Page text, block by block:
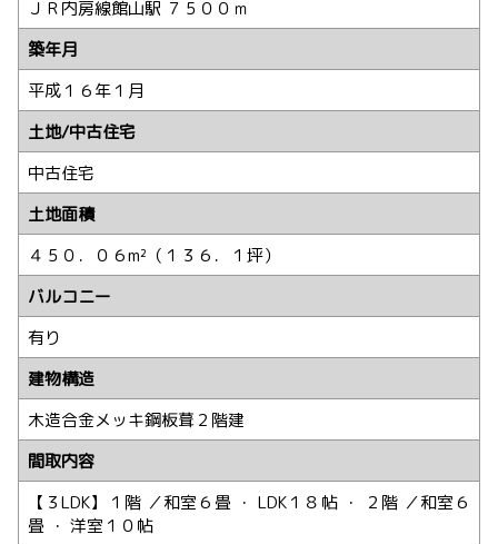
ＪＲ内房線館山駅 ７５００ｍ
築年月
平成１６年１月
土地/中古住宅
中古住宅
土地面積
４５０．０６m²（１３６．１坪）
バルコニー
有り
建物構造
木造合金メッキ鋼板葺２階建
間取内容
【３LDK】１階 ／和室６畳 ・ LDK１８帖 ・ ２階 ／和室６
畳 ・ 洋室１０帖